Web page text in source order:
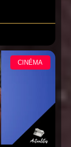
CINÉMA